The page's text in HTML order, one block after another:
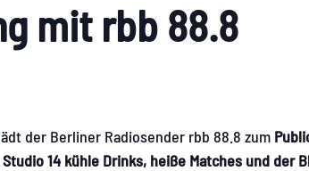
mit rbb 88.8
der Berliner Radiosender rbb 88.8 zum
Studio 14 kühle Drinks, heiße Matches und der